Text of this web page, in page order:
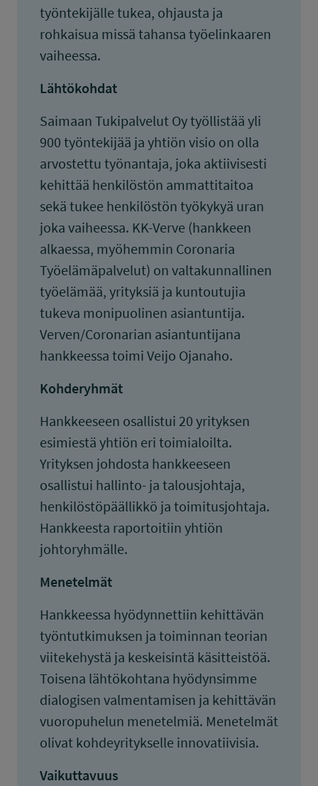
työntekijälle tukea, ohjausta ja
rohkaisua missä tahansa työelinkaaren
vaiheessa.
Lähtökohdat
Saimaan Tukipalvelut Oy työllistää yli
900 työntekijää ja yhtiön visio on olla
arvostettu työnantaja, joka aktiivisesti
kehittää henkilöstön ammattitaitoa
sekä tukee henkilöstön työkykyä uran
joka vaiheessa. KK-Verve (hankkeen
alkaessa, myöhemmin Coronaria
Työelämäpalvelut) on valtakunnallinen
työelämää, yrityksiä ja kuntoutujia
tukeva monipuolinen asiantuntija.
Verven/Coronarian asiantuntijana
hankkeessa toimi Veijo Ojanaho.
Kohderyhmät
Hankkeeseen osallistui 20 yrityksen
esimiestä yhtiön eri toimialoilta.
Yrityksen johdosta hankkeeseen
osallistui hallinto- ja talousjohtaja,
henkilöstöpäällikkö ja toimitusjohtaja.
Hankkeesta raportoitiin yhtiön
johtoryhmälle.
Menetelmät
Hankkeessa hyödynnettiin kehittävän
työntutkimuksen ja toiminnan teorian
viitekehystä ja keskeisintä käsitteistöä.
Toisena lähtökohtana hyödynsimme
dialogisen valmentamisen ja kehittävän
vuoropuhelun menetelmiä. Menetelmät
olivat kohdeyritykselle innovatiivisia.
Vaikuttavuus